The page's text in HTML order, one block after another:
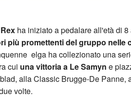
ha iniziato a pedalare all'età di
più promettenti del gruppo nelle
elga ha collezionato una
cui una vittoria a Le Samyn e
alla Classic Brugge-De Panne,
volte.